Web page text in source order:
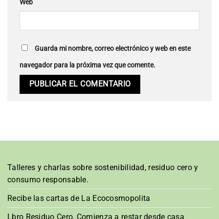
Web
Guarda mi nombre, correo electrónico y web en este
navegador para la próxima vez que comente.
Talleres y charlas sobre sostenibilidad, residuo cero y
consumo responsable.
Recibe las cartas de La Ecocosmopolita
Lbro Residuo Cero, Comienza a restar desde casa